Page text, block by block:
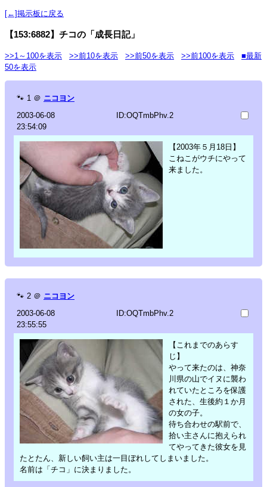
[←]掲示板に戻る
【153:6882】チコの「成長日記」
>>1～100を表示 >>前10を表示 >>前50を表示 >>前100を表示
■最新
50を表示
🐾 1 ＠ ニコヨン
2003-06-08
23:54:09
ID:OQTmbPhv.2
【2003年５月18日】
こねこがウチにやって
来ました。
🐾 2 ＠ ニコヨン
2003-06-08
23:55:55
ID:OQTmbPhv.2
【これまでのあらす
じ】
やって来たのは、神奈
川県の山でイヌに襲わ
れていたところを保護
された、生後約１か月
の女の子。
待ち合わせの駅前で、
拾い主さんに抱えられ
てやってきた彼女を見
たとたん、新しい飼い主は一目ぼれしてしまいました。
名前は「チコ」に決まりました。